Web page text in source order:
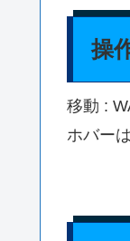
操
移動 :
ホバー